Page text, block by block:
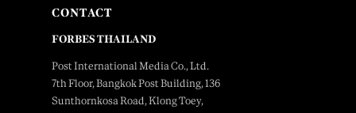
CONTACT
FORBES THAILAND
Post International Media Co., Ltd.
7th Floor, Bangkok Post Building, 136
Sunthornkosa Road, Klong Toey,